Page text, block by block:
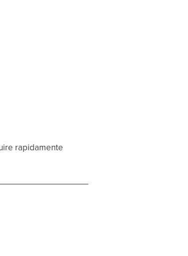
rapidamente